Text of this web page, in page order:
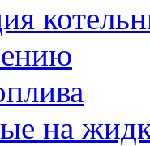
на